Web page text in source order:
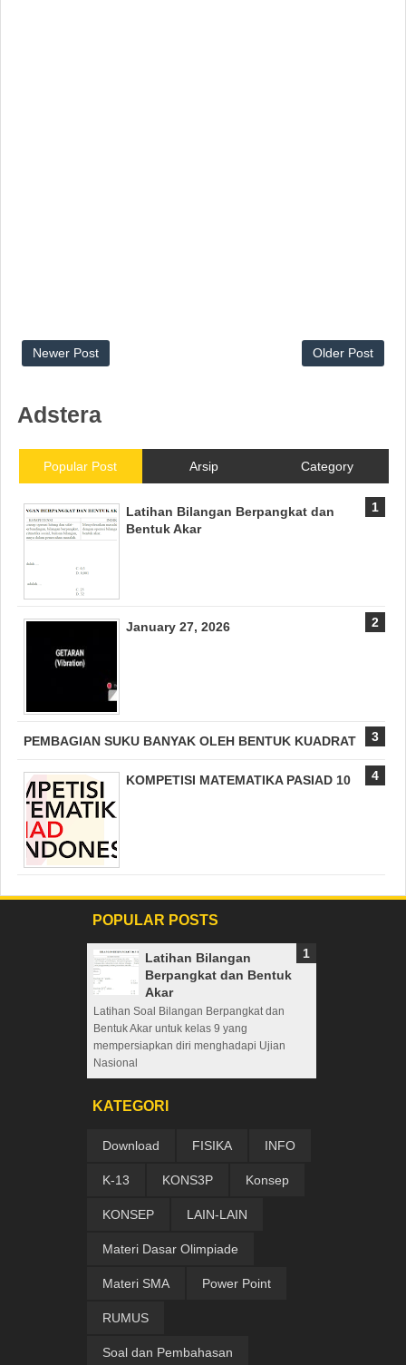
Newer Post Older Post
Adstera
Popular Post Arsip Category
Latihan Bilangan Berpangkat dan
Bentuk Akar
January 27, 2026
PEMBAGIAN SUKU BANYAK OLEH BENTUK KUADRAT
KOMPETISI MATEMATIKA PASIAD 10
POPULAR POSTS
Latihan Bilangan
Berpangkat dan Bentuk
Akar
Latihan Soal Bilangan Berpangkat dan
Bentuk Akar untuk kelas 9 yang
mempersiapkan diri menghadapi Ujian
Nasional
KATEGORI
Download FISIKA INFO
K-13 KONS3P Konsep
KONSEP LAIN-LAIN
Materi Dasar Olimpiade
Materi SMA Power Point
RUMUS
Soal dan Pembahasan